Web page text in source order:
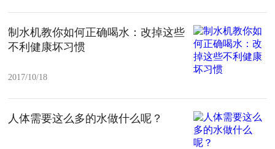
制水机教你如何正确喝水：改掉这些
不利健康坏习惯
2017/10/18
人体需要这么多的水做什么呢？